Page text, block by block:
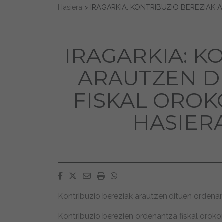
Search for:
Hasiera > IRAGARKIA: KONTRIBUZIO BEREZIAK
IRAGARKIA:
ARAUTZEN
FISKAL
Facebook
Twitter
EmailImprimirWhatsapp
Kontribuzio bereziak arautzen dituen
Kontribuzio berezien ordenantza fiskal